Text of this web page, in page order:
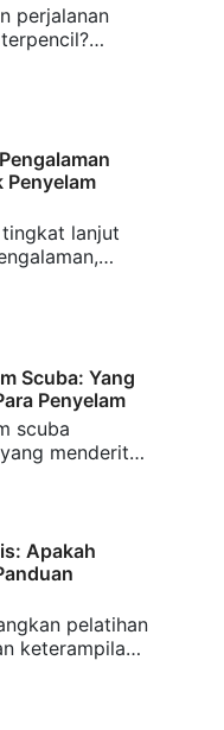
perjalanan
scuba,
Penyelam
lanjut
Dalam (Deep
Bangkai
Bawah Air.
Scuba: Yang
Penyelam
scuba
menderita
darah tinggi,
yang sudah
aman.
Apakah
pelatihan
keterampilan,
butuhkan,